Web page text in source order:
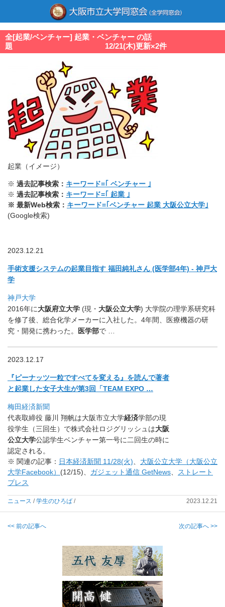
全[起業/ベンチャー] 起業・ベンチャー の話
題 12/21(木)更新×2件
起業（イメージ）
※ 過去記事検索： キーワード=｢ ベンチャー ｣
※ 過去記事検索： キーワード=｢ 起業 ｣
※ 最新Web検索： キーワード=｢ベンチャー 起業 大阪公立大学｣
(Google検索)
2023.12.21
手術支援システムの起業目指す 福田純礼さん (医学部4年) - 神戸大
学
神戸大学
2016年に大阪府立大学 (現・ 大阪公立大学) 大学院の理学系研究科
を修了後、総合化学メーカーに入社した。 4年間、医療機器の研
究・開発に携わった。
医学部で …
2023.12.17
『ピーナッツ一粒ですべてを変える』 を読んで著者
と起業した女子大生が第3回「TEAM EXPO …
梅田経済新聞
代表取締役 藤川 翔帆は大阪市立大学経済学部の現
役学生（三回生） で株式会社ロジグリッシュは大阪
公立大学公認学生ベンチャー第一号に二回生の時に
認定される。
※ 関連の記事： 日本経済新聞 11/28(火)
大阪公立大学（大阪公立
大学Facebook） (12/15)、 ガジェット通信 GetNews
ストレート
プレス
ニュース /学生のひろば / 2023.12.21
<< 前の記事へ 次の記事へ >>